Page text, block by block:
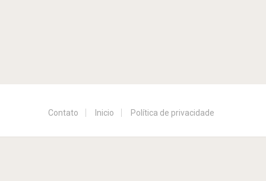
Contato Inicio Política de privacidade